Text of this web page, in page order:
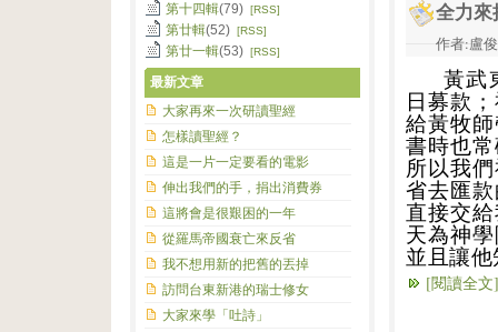
全力來
作者:盧
黃武
日募款
給黃牧
書時也
所以我
省去匯
直接交
天為神
並且讓
[閱讀全文]
第十四輯(79) [RSS]
第廿輯(52) [RSS]
第廿一輯(53) [RSS]
最新文章
大家再來一次研讀聖經
怎樣讀聖經？
這是一片一定要看的電影
伸出我們的手，捐出消費券
這將會是很艱困的一年
從羅馬帝國衰亡來反省
我不想用新的把舊的丟掉
訪問台東新港的瑞士修女
大家來學「吐詩」